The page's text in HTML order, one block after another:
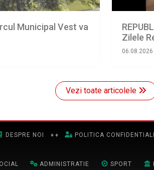
Municipal Vest va
Zilele
06.08.2026
Vezi toate articolele
DESPRE NOI ♦ ♦ POLITICA
ADMINISTRATIE SPORT